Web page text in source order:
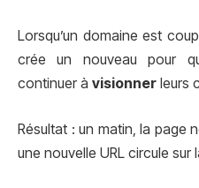
Lorsqu’un domaine est
crée un nouveau pour
continuer à visionner leurs
Résultat : un matin, la page
une nouvelle URL circule sur